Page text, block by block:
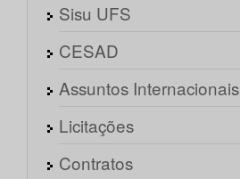
Sisu UFS
CESAD
Assuntos Internacionais
Licitações
Contratos